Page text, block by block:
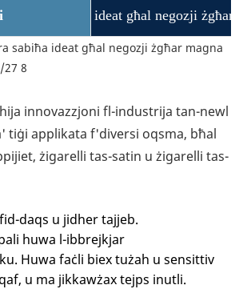
ideat għal negozji żgħar
innovazzjoni fl-industrija tan-newl
tiġi applikata f'diversi oqsma, bħal
żigarelli tas-satin u żigarelli tas-
daqs u jidher tajjeb.
huwa l-ibbrejkjar
Huwa faċli biex tużah u sensittiv
u ma jikkawżax tejps inutli.